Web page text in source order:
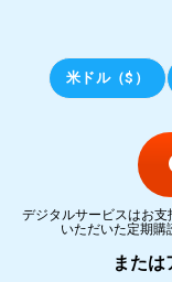
米ドル（$）
デジタルサービスはお
いただいた定期購
また